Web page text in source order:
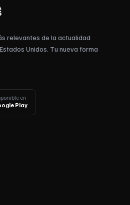
relevantes de la actualidad
Unidos. Tu nueva forma
en
Play